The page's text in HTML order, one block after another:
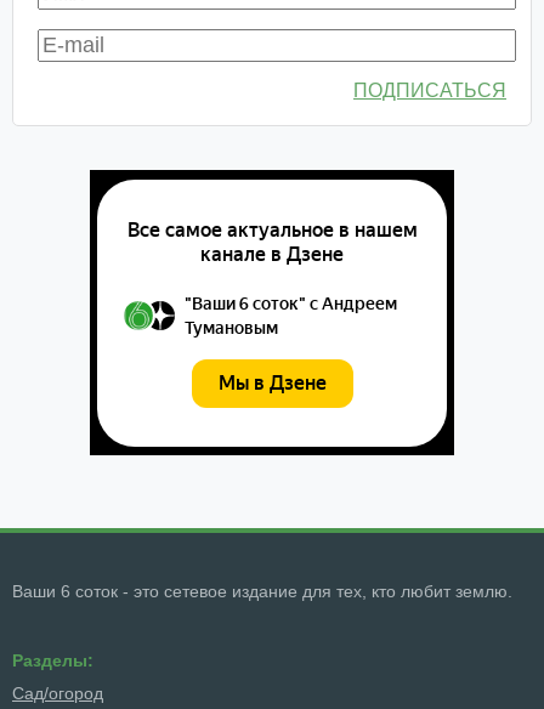
ПОДПИСАТЬСЯ
Ваши 6 соток - это сетевое издание для тех, кто любит землю.
Разделы:
Сад/огород